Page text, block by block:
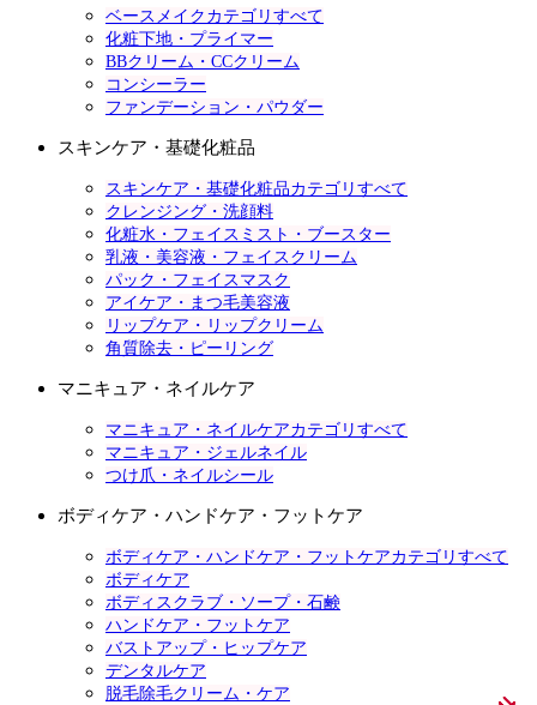
ベースメイクカテゴリすべて
化粧下地・プライマー
BBクリーム・CCクリーム
コンシーラー
ファンデーション・パウダー
スキンケア・基礎化粧品
スキンケア・基礎化粧品カテゴリすべて
クレンジング・洗顔料
化粧水・フェイスミスト・ブースター
乳液・美容液・フェイスクリーム
パック・フェイスマスク
アイケア・まつ毛美容液
リップケア・リップクリーム
角質除去・ピーリング
マニキュア・ネイルケア
マニキュア・ネイルケアカテゴリすべて
マニキュア・ジェルネイル
つけ爪・ネイルシール
ボディケア・ハンドケア・フットケア
ボディケア・ハンドケア・フットケアカテゴリすべて
ボディケア
ボディスクラブ・ソープ・石鹸
ハンドケア・フットケア
バストアップ・ヒップケア
デンタルケア
脱毛除毛クリーム・ケア